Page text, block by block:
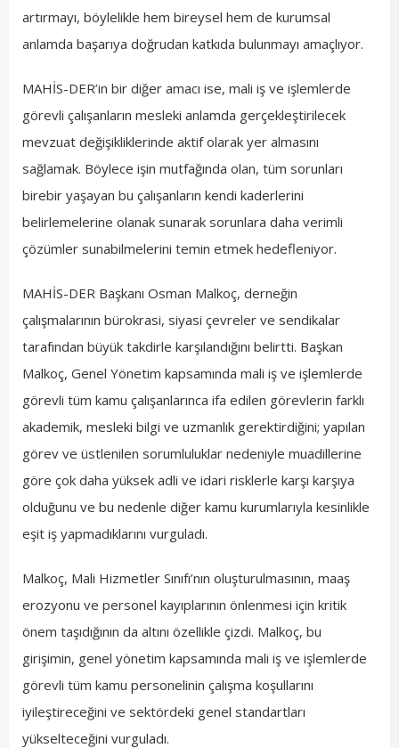
artırmayı, böylelikle hem bireysel hem de kurumsal
anlamda başarıya doğrudan katkıda bulunmayı amaçlıyor.
MAHİS-DER’in bir diğer amacı ise, mali iş ve işlemlerde
görevli çalışanların mesleki anlamda gerçekleştirilecek
mevzuat değişikliklerinde aktif olarak yer almasını
sağlamak. Böylece işin mutfağında olan, tüm sorunları
birebir yaşayan bu çalışanların kendi kaderlerini
belirlemelerine olanak sunarak sorunlara daha verimli
çözümler sunabilmelerini temin etmek hedefleniyor.
MAHİS-DER Başkanı Osman Malkoç, derneğin
çalışmalarının bürokrasi, siyasi çevreler ve sendikalar
tarafından büyük takdirle karşılandığını belirtti. Başkan
Malkoç, Genel Yönetim kapsamında mali iş ve işlemlerde
görevli tüm kamu çalışanlarınca ifa edilen görevlerin farklı
akademik, mesleki bilgi ve uzmanlık gerektirdiğini; yapılan
görev ve üstlenilen sorumluluklar nedeniyle muadillerine
göre çok daha yüksek adli ve idari risklerle karşı karşıya
olduğunu ve bu nedenle diğer kamu kurumlarıyla kesinlikle
eşit iş yapmadıklarını vurguladı.
Malkoç, Mali Hizmetler Sınıfı’nın oluşturulmasının, maaş
erozyonu ve personel kayıplarının önlenmesi için kritik
önem taşıdığının da altını özellikle çizdi. Malkoç, bu
girişimin, genel yönetim kapsamında mali iş ve işlemlerde
görevli tüm kamu personelinin çalışma koşullarını
iyileştireceğini ve sektördeki genel standartları
yükselteceğini vurguladı.